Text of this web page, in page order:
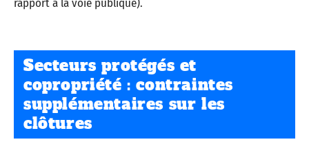
rapport à la voie publique).
Secteurs protégés et
copropriété : contraintes
supplémentaires sur les
clôtures